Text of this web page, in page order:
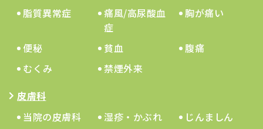
脂質異常症
痛風/高尿酸血
症
胸が痛い
便秘 貧血
腹痛
むくみ
禁煙外来
皮膚科
当院の皮膚科
湿疹・かぶれ
じんましん